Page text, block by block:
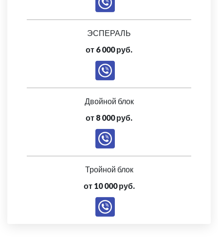
ЭСПЕРАЛЬ
от 6 000 руб.
Двойной блок
от 8 000 руб.
Тройной блок
от 10 000 руб.